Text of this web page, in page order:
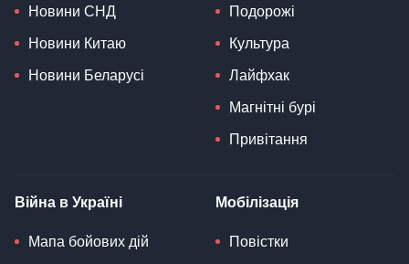
Новини СНД
Новини Китаю
Новини Беларусі
Подорожі
Культура
Лайфхак
Магнітні бурі
Привітання
Війна в Україні
Мапа бойових дій
Мобілізація
Повістки